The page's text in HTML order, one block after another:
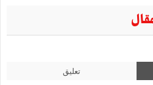
تعليق